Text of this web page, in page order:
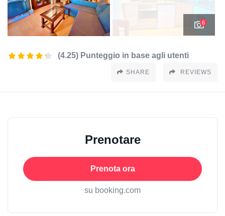
6
(4.25) Punteggio in base agli utenti
SHARE REVIEWS
Prenotare
Prenota ora
su booking.com